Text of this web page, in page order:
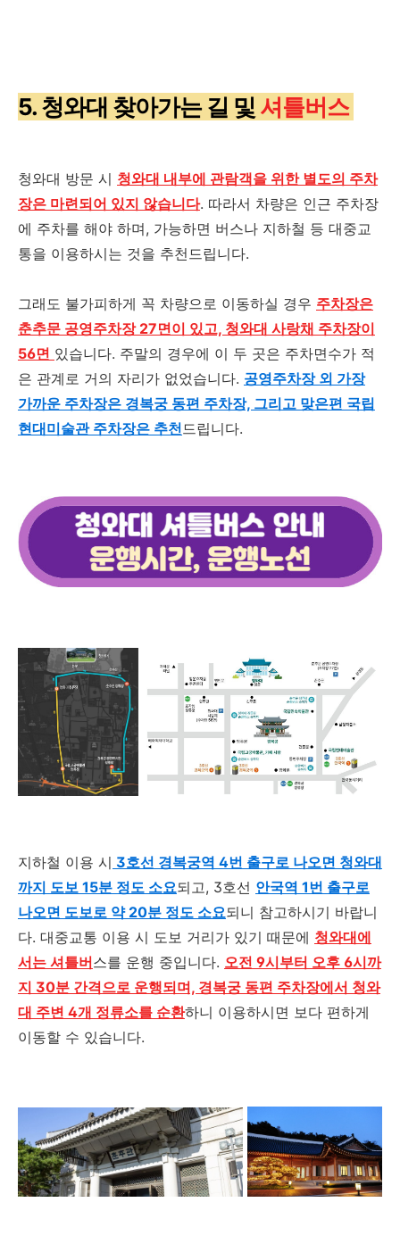
5. 청와대 찾아가는 길 및 셔틀버스
청와대 방문 시 청와대 내부에 관람객을 위한 별도의 주차
장은 마련되어 있지 않습니다. 따라서 차량은 인근 주차장
에 주차를 해야 하며, 가능하면 버스나 지하철 등 대중교
통을 이용하시는 것을 추천드립니다.
그래도 불가피하게 꼭 차량으로 이동하실 경우 주차장은
춘추문 공영주차장 27면이 있고, 청와대 사랑채 주차장이
56면 있습니다. 주말의 경우에 이 두 곳은 주차면수가 적
은 관계로 거의 자리가 없었습니다. 공영주차장 외 가장
가까운 주차장은 경복궁 동편 주차장, 그리고 맞은편 국립
현대미술관 주차장은 추천드립니다.
지하철 이용 시 3호선 경복궁역 4번 출구로 나오면 청와대
까지 도보 15분 정도 소요되고, 3호선 안국역 1번 출구로
나오면 도보로 약 20분 정도 소요되니 참고하시기 바랍니
다. 대중교통 이용 시 도보 거리가 있기 때문에 청와대에
서는 셔틀버스를 운행 중입니다. 오전 9시부터 오후 6시까
지 30분 간격으로 운행되며, 경복궁 동편 주차장에서 청와
대 주변 4개 정류소를 순환하니 이용하시면 보다 편하게
이동할 수 있습니다.